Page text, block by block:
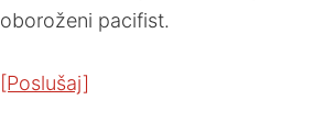
oboroženi pacifist.
[Poslušaj]